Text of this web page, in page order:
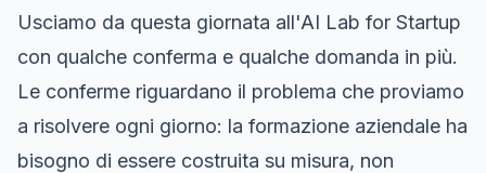
Usciamo da questa giornata all'AI Lab for Startup
con qualche conferma e qualche domanda in più.
Le conferme riguardano il problema che proviamo
a risolvere ogni giorno: la formazione aziendale ha
bisogno di essere costruita su misura, non